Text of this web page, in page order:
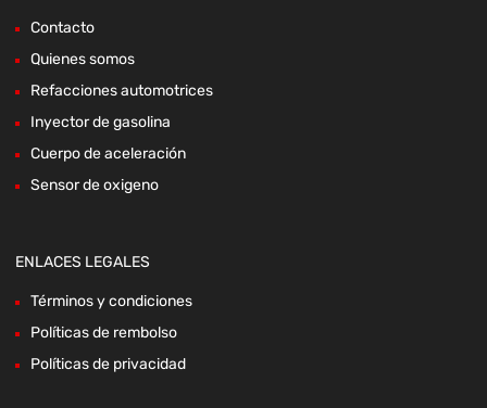
Contacto
Quienes somos
Refacciones automotrices
Inyector de gasolina
Cuerpo de aceleración
Sensor de oxigeno
ENLACES LEGALES
Términos y condiciones
Políticas de rembolso
Políticas de privacidad